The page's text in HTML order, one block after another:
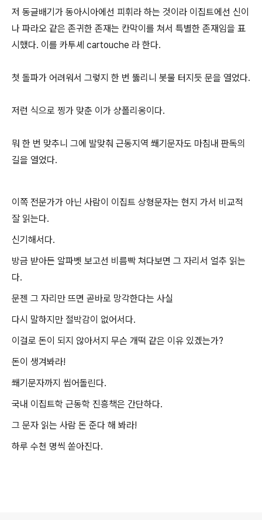
저 동글배기가 동아시아에선 피휘라 하는 것이라 이집트에선 신이
나 파라오 같은 존귀한 존재는 칸막이를 쳐서 특별한 존재임을 표
시했다. 이를 카투셰 cartouche 라 한다.
첫 돌파가 어려워서 그렇지 한 번 뚫리니 봇물 터지듯 문을 열었다.
저런 식으로 찡가 맞춘 이가 샹폴리옹이다.
뭐 한 번 맞추니 그에 발맞춰 근동지역 쐐기문자도 마침내 판독의
길을 열었다.
이쪽 전문가가 아닌 사람이 이집트 상형문자는 현지 가서 비교적
잘 읽는다.
신기해서다.
방금 받아든 알파벳 보고선 비름빡 쳐다보면 그 자리서 얼추 읽는
다.
문젠 그 자리만 뜨면 곧바로 망각한다는 사실
다시 말하지만 절박감이 없어서다.
이걸로 돈이 되지 않아서지 무슨 개떡 같은 이유 있겠는가?
돈이 생겨봐라!
쐐기문자까지 씹어돌린다.
국내 이집트학 근동학 진흥책은 간단하다.
그 문자 읽는 사람 돈 준다 해 봐라!
하루 수천 명씩 쏟아진다.